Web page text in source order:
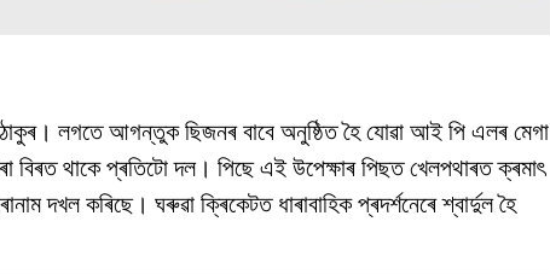
ঠাকুৰ। লগতে আগন্তুক ছিজনৰ বাবে অনুষ্ঠিত হৈ যোৱা আই পি এলৰ মেগা
বিৰত থাকে প্ৰতিটো দল। পিছে এই উপেক্ষাৰ পিছত খেলপথাৰত ক্ৰমাৎ
দখল কৰিছে। ঘৰুৱা ক্ৰিকেটত ধাৰাবাহিক প্ৰদৰ্শনেৰে শ্বাৰ্দুল হৈ